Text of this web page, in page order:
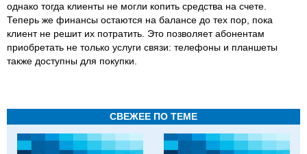
однако тогда клиенты не могли копить средства на счете.
Теперь же финансы остаются на балансе до тех пор, пока
клиент не решит их потратить. Это позволяет абонентам
приобретать не только услуги связи: телефоны и планшеты
также доступны для покупки.
СВЕЖЕЕ ПО ТЕМЕ